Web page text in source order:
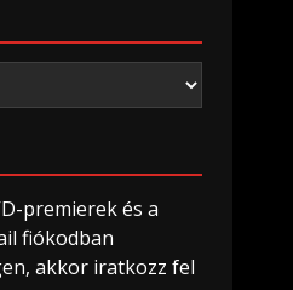
premierek és a
fiókodban
akkor iratkozz fel